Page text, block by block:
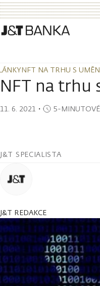
NFT NA TRHU S
NFT NA TRHU S
NFT na trhu
11. 6. 2021 ・ 5-
J&T SPECIALISTA
J&T REDAKCE